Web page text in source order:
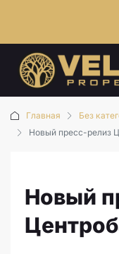
Главная
Без
Новый пресс-релиз
Новый